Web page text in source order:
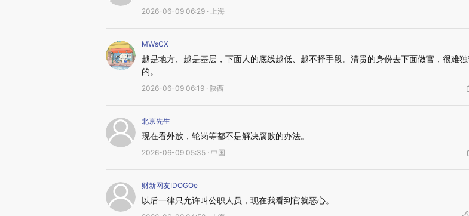
2026-06-09 06:29 · 上海
MWsCX
越是地方、越是基层，下面人的底线越低、越不择手段。清贵的身份去下面做官，很难
的。
2026-06-09 06:19 · 陕西
北京先生
现在看外放，轮岗等都不是解决腐败的办法。
2026-06-09 05:35 · 中国
财新网友IDOGOe
以后一律只允许叫公职人员，现在我看到官就恶心。